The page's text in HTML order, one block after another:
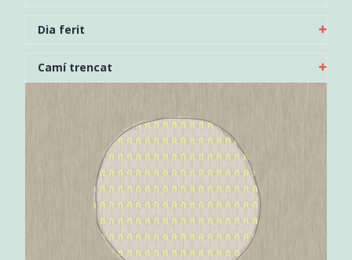
Dia ferit
Camí trencat